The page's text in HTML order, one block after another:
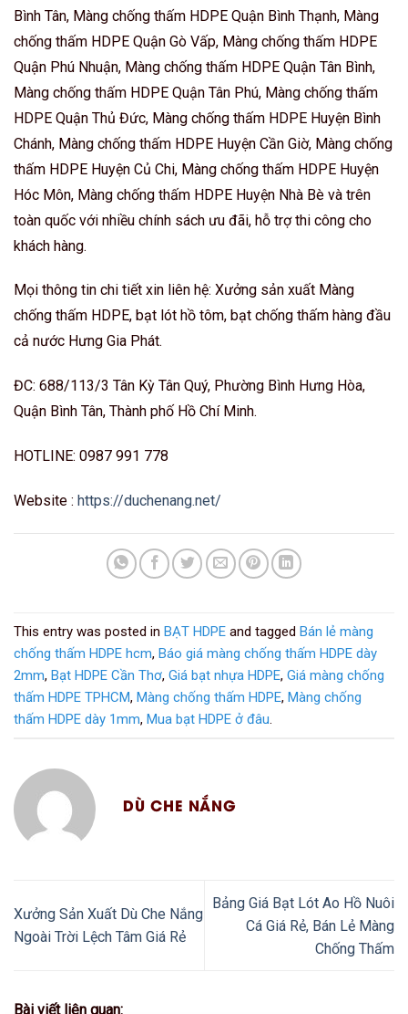
Bình Tân, Màng chống thấm HDPE Quận Bình Thạnh, Màng
chống thấm HDPE Quận Gò Vấp, Màng chống thấm HDPE
Quận Phú Nhuận, Màng chống thấm HDPE Quận Tân Bình,
Màng chống thấm HDPE Quận Tân Phú, Màng chống thấm
HDPE Quận Thủ Đức, Màng chống thấm HDPE Huyện Bình
Chánh, Màng chống thấm HDPE Huyện Cần Giờ, Màng chống
thấm HDPE Huyện Củ Chi, Màng chống thấm HDPE Huyện
Hóc Môn, Màng chống thấm HDPE Huyện Nhà Bè và trên
toàn quốc với nhiều chính sách ưu đãi, hỗ trợ thi công cho
khách hàng.
Mọi thông tin chi tiết xin liên hệ: Xưởng sản xuất Màng
chống thấm HDPE, bạt lót hồ tôm, bạt chống thấm hàng đầu
cả nước Hưng Gia Phát.
ĐC: 688/113/3 Tân Kỳ Tân Quý, Phường Bình Hưng Hòa,
Quận Bình Tân, Thành phố Hồ Chí Minh.
HOTLINE: 0987 991 778
Website : https://duchenang.net/
This entry was posted in BẠT HDPE and tagged Bán lẻ màng
chống thấm HDPE hcm, Báo giá màng chống thấm HDPE dày
2mm, Bạt HDPE Cần Thơ, Giá bạt nhựa HDPE, Giá màng chống
thấm HDPE TPHCM, Màng chống thấm HDPE, Màng chống
thấm HDPE dày 1mm, Mua bạt HDPE ở đâu
DÙ CHE NẮNG
Xưởng Sản Xuất Dù Che Nắng
Ngoài Trời Lệch Tâm Giá Rẻ
Bảng Giá Bạt Lót Ao Hồ Nuôi
Cá Giá Rẻ, Bán Lẻ Màng
Chống Thấm
Bài viết liên quan: